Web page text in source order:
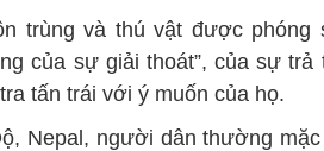
trùng và thú vật được phóng
của sự giải thoát”, của sự
tấn trái với ý muốn của họ.
Nepal, người dân thường